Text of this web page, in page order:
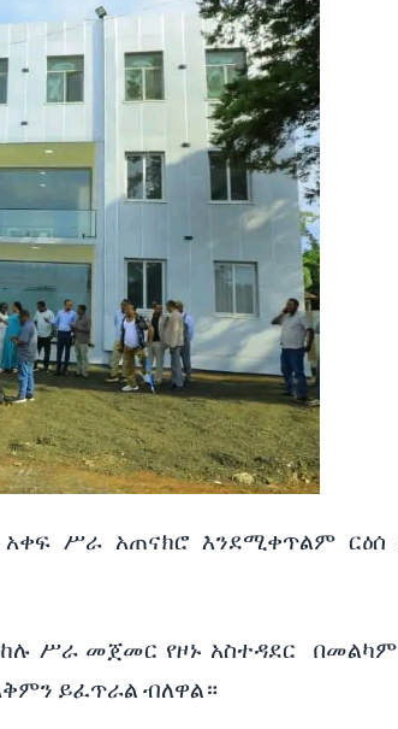
አቀፍ ሥራ አጠናክሮ እንደሚቀጥልም ርዕሰ
ሥራ መጀመር የዞኑ አስተዳደር በመልካም
ይፈጥራል ብለዋል።